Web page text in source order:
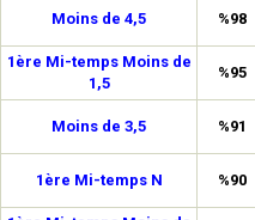
Moins de 4,5 %98
1ère Mi-temps Moins de
1,5
%95
Moins de 3,5 %91
1ère Mi-temps N %90